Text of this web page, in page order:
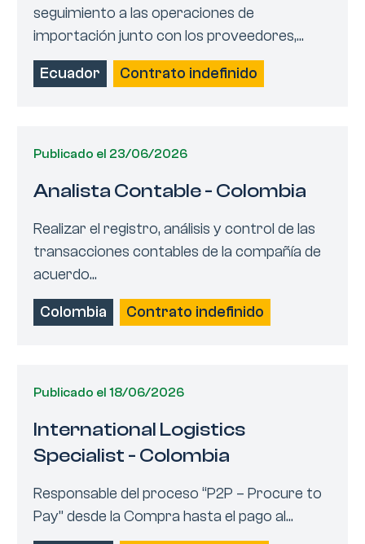
seguimiento a las operaciones de
importación junto con los proveedores,...
Ecuador Contrato indefinido
Publicado el 23/06/2026
Analista Contable - Colombia
Realizar el registro, análisis y control de las
transacciones contables de la compañía de
acuerdo...
Colombia Contrato indefinido
Publicado el 18/06/2026
International Logistics
Specialist - Colombia
Responsable del proceso “P2P – Procure to
Pay” desde la Compra hasta el pago al...